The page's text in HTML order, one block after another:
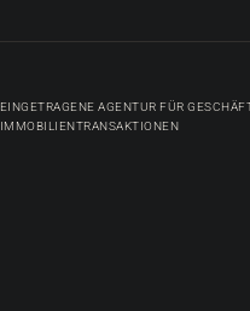
EINGETRAGENE AGENTUR FÜR
IMMOBILIENTRANSAKTIONEN